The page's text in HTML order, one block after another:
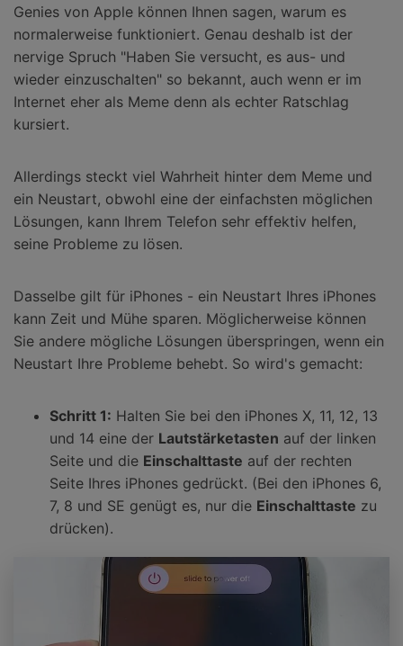
Genies von Apple können Ihnen sagen, warum es
normalerweise funktioniert. Genau deshalb ist der
nervige Spruch "Haben Sie versucht, es aus- und
wieder einzuschalten" so bekannt, auch wenn er im
Internet eher als Meme denn als echter Ratschlag
kursiert.
Allerdings steckt viel Wahrheit hinter dem Meme und
ein Neustart, obwohl eine der einfachsten möglichen
Lösungen, kann Ihrem Telefon sehr effektiv helfen,
seine Probleme zu lösen.
Dasselbe gilt für iPhones - ein Neustart Ihres iPhones
kann Zeit und Mühe sparen. Möglicherweise können
Sie andere mögliche Lösungen überspringen, wenn ein
Neustart Ihre Probleme behebt. So wird's gemacht:
Schritt 1: Halten Sie bei den iPhones X, 11, 12, 13
und 14 eine der Lautstärketasten auf der linken
Seite und die Einschalttaste auf der rechten
Seite Ihres iPhones gedrückt. (Bei den iPhones 6,
7, 8 und SE genügt es, nur die Einschalttaste zu
drücken).